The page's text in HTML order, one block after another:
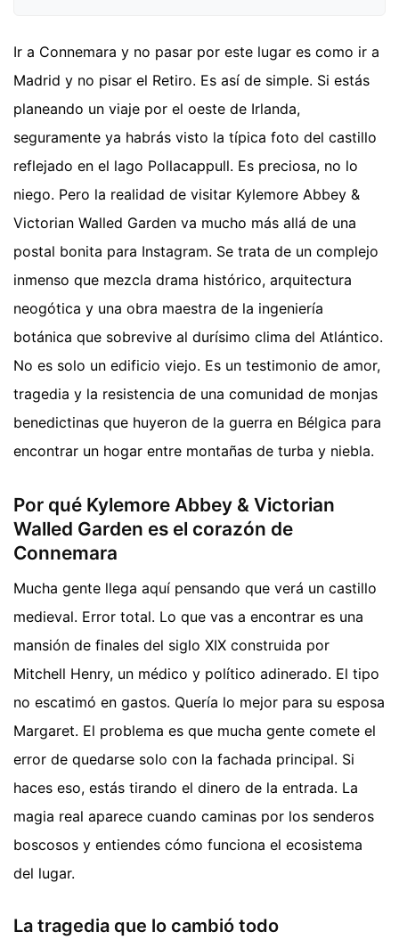
Ir a Connemara y no pasar por este lugar es como ir a
Madrid y no pisar el Retiro. Es así de simple. Si estás
planeando un viaje por el oeste de Irlanda,
seguramente ya habrás visto la típica foto del castillo
reflejado en el lago Pollacappull. Es preciosa, no lo
niego. Pero la realidad de visitar Kylemore Abbey &
Victorian Walled Garden va mucho más allá de una
postal bonita para Instagram. Se trata de un complejo
inmenso que mezcla drama histórico, arquitectura
neogótica y una obra maestra de la ingeniería
botánica que sobrevive al durísimo clima del Atlántico.
No es solo un edificio viejo. Es un testimonio de amor,
tragedia y la resistencia de una comunidad de monjas
benedictinas que huyeron de la guerra en Bélgica para
encontrar un hogar entre montañas de turba y niebla.
Por qué Kylemore Abbey & Victorian
Walled Garden es el corazón de
Connemara
Mucha gente llega aquí pensando que verá un castillo
medieval. Error total. Lo que vas a encontrar es una
mansión de finales del siglo XIX construida por
Mitchell Henry, un médico y político adinerado. El tipo
no escatimó en gastos. Quería lo mejor para su esposa
Margaret. El problema es que mucha gente comete el
error de quedarse solo con la fachada principal. Si
haces eso, estás tirando el dinero de la entrada. La
magia real aparece cuando caminas por los senderos
boscosos y entiendes cómo funciona el ecosistema
del lugar.
La tragedia que lo cambió todo